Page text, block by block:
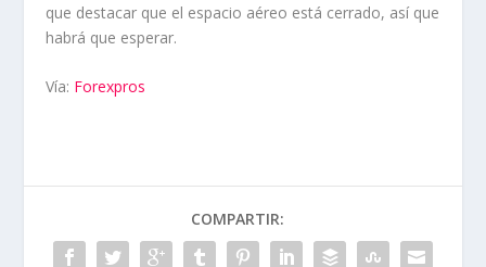
que destacar que el espacio aéreo está cerrado, así que
habrá que esperar.
Vía: Forexpros
COMPARTIR: